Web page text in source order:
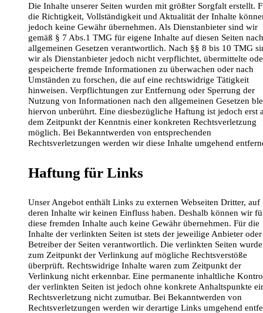
Die Inhalte unserer Seiten wurden mit größter Sorgfalt erstellt.
die Richtigkeit, Vollständigkeit und Aktualität der Inhalte
jedoch keine Gewähr übernehmen. Als Dienstanbieter sind wir
gemäß § 7 Abs.1 TMG für eigene Inhalte auf diesen Seiten
allgemeinen Gesetzen verantwortlich. Nach §§ 8 bis 10 TMG
wir als Dienstanbieter jedoch nicht verpflichtet, übermittelte
gespeicherte fremde Informationen zu überwachen oder nach
Umständen zu forschen, die auf eine rechtswidrige Tätigkeit
hinweisen. Verpflichtungen zur Entfernung oder Sperrung der
Nutzung von Informationen nach den allgemeinen Gesetzen
hiervon unberührt. Eine diesbezügliche Haftung ist jedoch erst
dem Zeitpunkt der Kenntnis einer konkreten Rechtsverletzung
möglich. Bei Bekanntwerden von entsprechenden
Rechtsverletzungen werden wir diese Inhalte umgehend
Haftung für Links
Unser Angebot enthält Links zu externen Webseiten Dritter, auf
deren Inhalte wir keinen Einfluss haben. Deshalb können wir
diese fremden Inhalte auch keine Gewähr übernehmen. Für die
Inhalte der verlinkten Seiten ist stets der jeweilige Anbieter oder
Betreiber der Seiten verantwortlich. Die verlinkten Seiten
zum Zeitpunkt der Verlinkung auf mögliche Rechtsverstöße
überprüft. Rechtswidrige Inhalte waren zum Zeitpunkt der
Verlinkung nicht erkennbar. Eine permanente inhaltliche
der verlinkten Seiten ist jedoch ohne konkrete Anhaltspunkte
Rechtsverletzung nicht zumutbar. Bei Bekanntwerden von
Rechtsverletzungen werden wir derartige Links umgehend